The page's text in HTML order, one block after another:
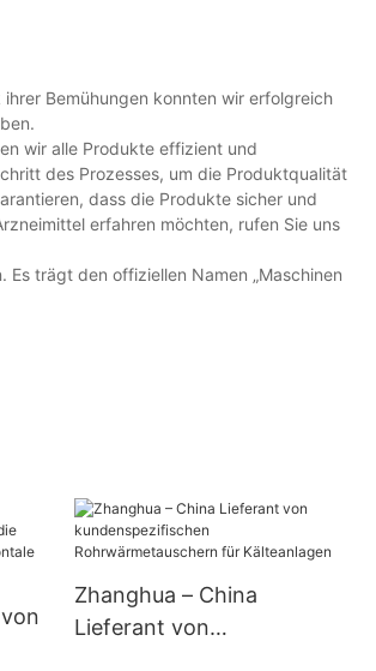
Bemühungen konnten wir erfolgreich
wir alle Produkte effizient und
des Prozesses, um die Produktqualität
dass die Produkte sicher und
erfahren möchten, rufen Sie uns
trägt den offiziellen Namen „Maschinen
Zhanghua – China
Lieferant von